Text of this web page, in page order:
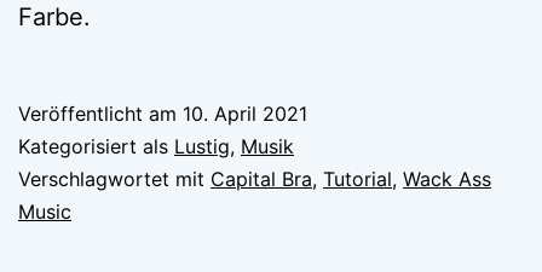
Farbe.
Veröffentlicht am 10. April 2021
Kategorisiert als Lustig, Musik
Verschlagwortet mit Capital Bra, Tutorial, Wack Ass
Music